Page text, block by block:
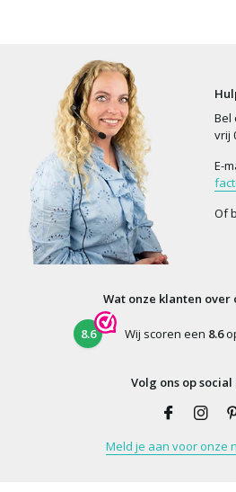
Bel
vrij
E-
Of
Wat onze klanten over
8.6 Wij scoren een 8.6
Volg ons op
Meld je aan voor onze